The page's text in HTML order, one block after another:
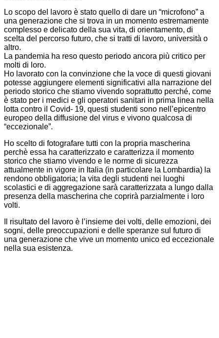
Lo scopo del lavoro è stato quello di dare un “microfono” a
una generazione che si trova in un momento estremamente
complesso e delicato della sua vita, di orientamento, di
scelta del percorso futuro, che si tratti di lavoro, università o
altro.
La pandemia ha reso questo periodo ancora più critico per
molti di loro.
Ho lavorato con la convinzione che la voce di questi giovani
potesse aggiungere elementi significativi alla narrazione del
periodo storico che stiamo vivendo soprattutto perché, come
è stato per i medici e gli operatori sanitari in prima linea nella
lotta contro il Covid- 19, questi studenti sono nell’epicentro
europeo della diffusione del virus e vivono qualcosa di
“eccezionale”.
Ho scelto di fotografare tutti con la propria mascherina
perchè essa ha caratterizzato e caratterizza il momento
storico che stiamo vivendo e le norme di sicurezza
attualmente in vigore in Italia (in particolare la Lombardia) la
rendono obbligatoria; la vita degli studenti nei luoghi
scolastici e di aggregazione sarà caratterizzata a lungo dalla
presenza della mascherina che coprirà parzialmente i loro
volti.
Il risultato del lavoro è l’insieme dei volti, delle emozioni, dei
sogni, delle preoccupazioni e delle speranze sul futuro di
una generazione che vive un momento unico ed eccezionale
nella sua esistenza.